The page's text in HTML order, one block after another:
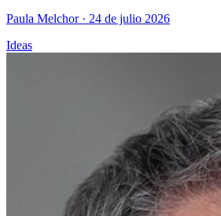
Paula Melchor· 24 de julio 2026
Ideas